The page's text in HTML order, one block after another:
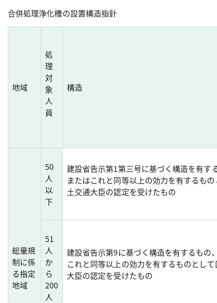
合併処理浄化槽の設置構造指針
地域
処
理
対
象
人
員
構造
総量規
制に係
る指定
地域
50
人
以
下
建設省告示第1第三号に基づく構造を有す
またはこれと同等以上の効力を有するも
土交通大臣の認定を受けたもの
51
人
か
ら
200
人
建設省告示第9に基づく構造を有するもの
これと同等以上の効力を有するものとし
大臣の認定を受けたもの